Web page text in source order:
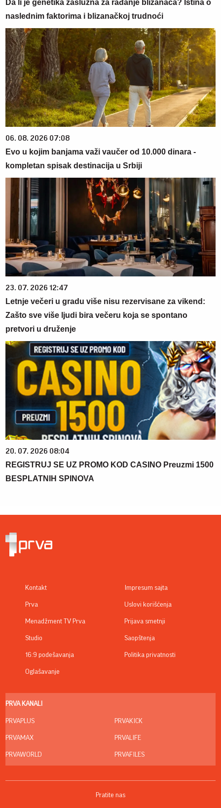
Da li je genetika zaslužna za rađanje blizanaca? Istina o
naslednim faktorima i blizanačkoj trudnoći
06. 08. 2026 07:08
Evo u kojim banjama važi vaučer od 10.000 dinara -
kompletan spisak destinacija u Srbiji
23. 07. 2026 12:47
Letnje večeri u gradu više nisu rezervisane za vikend:
Zašto sve više ljudi bira večeru koja se spontano
pretvori u druženje
20. 07. 2026 08:04
REGISTRUJ SE UZ PROMO KOD CASINO Preuzmi 1500
BESPLATNIH SPINOVA
Kontakt
Prva
Menadžment TV Prva
Studio
16:9 podešavanja
Oglašavanje
Impresum sajta
Uslovi korišćenja
Prijava smetnji
Saopštenja
Politika privatnosti
PRVA KANALI
PRVAPLUS
PRVAMAX
PRVAWORLD
PRVAKICK
PRVALIFE
PRVAFILES
Pratite nas